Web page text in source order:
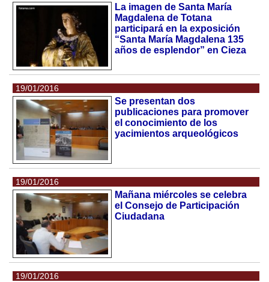
La imagen de Santa María
Magdalena de Totana
participará en la exposición
“Santa María Magdalena 135
años de esplendor” en Cieza
19/01/2016
Se presentan dos
publicaciones para promover
el conocimiento de los
yacimientos arqueológicos
19/01/2016
Mañana miércoles se celebra
el Consejo de Participación
Ciudadana
19/01/2016